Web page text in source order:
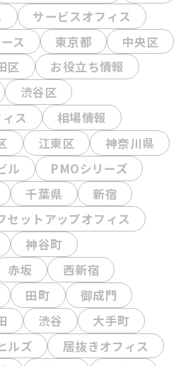
サービスオフィス
ス
東京都
中央区
区
お役立ち情報
渋谷区
ス
相場情報
江東区
神奈川県
ル
PMOシリーズ
千葉県
新宿
セットアップオフィス
神谷町
赤坂
西新宿
田町
御成門
渋谷
大手町
ルズ
居抜きオフィス